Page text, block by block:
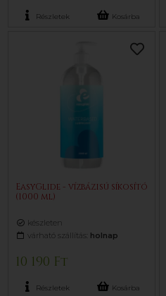
Részletek Kosárba
EasyGlide - vízbázisú síkosító
(1000 ml)
készleten
várható szállítás: holnap
10 190 Ft
Részletek Kosárba